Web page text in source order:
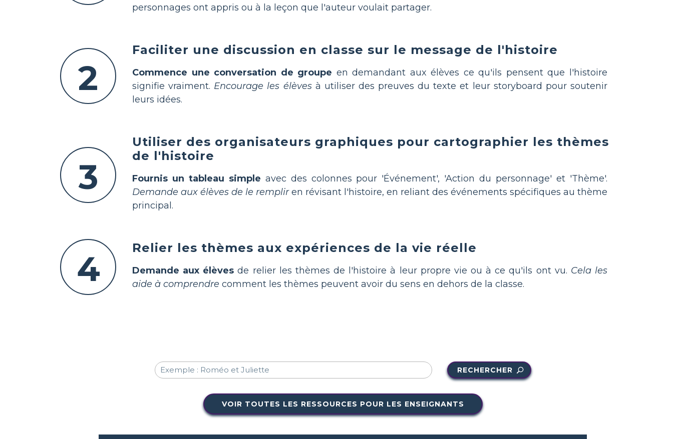
personnages ont appris ou à la leçon que l'auteur voulait partager.
2
Faciliter une discussion en classe sur le message de l'histoire
Commence une conversation de groupe en demandant aux élèves ce qu'ils pensent que l'histoire
signifie vraiment. Encourage les élèvesà utiliser des preuves du texte et leur storyboard pour soutenir
leurs idées.
3
Utiliser des organisateurs graphiques pour cartographier les thèmes
de l'histoire
Fournis un tableau simple avec des colonnes pour 'Événement', 'Action du personnage' et 'Thème'.
Demande aux élèves de le rempliren révisant l'histoire, en reliant des événements spécifiques au thème
principal.
4
Relier les thèmes aux expériences de la vie réelle
Demande aux élèves de relier les thèmes de l'histoire à leur propre vie ou à ce qu'ils ont vu. Cela les
aide à comprendre comment les thèmes peuvent avoir du sens en dehors de la classe.
RECHERCHER
VOIR TOUTES LES RESSOURCES POUR LES ENSEIGNANTS